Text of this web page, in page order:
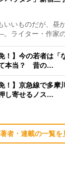
いものだが、昼
ライター・作家
！】今の若者は「
本当？ 昔の…
！】京急線で多
し寄せるノス…
著者・連載の一覧を